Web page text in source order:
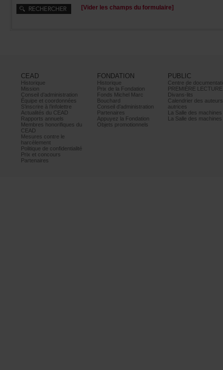
[Viderleschampsduformulaire]
CEAD
Historique
Mission
Conseild’administration
Équipeetcoordonnées
S’inscrireàl’infolettre
ActualitésduCEAD
Rapportsannuels
Membreshonorifiquesdu
CEAD
Mesurescontrele
harcèlement
Politiquedeconfidentialité
Prixetconcours
Partenaires
FONDATION
Historique
PrixdelaFondation
FondsMichelMarc
Bouchard
Conseild’administration
Partenaires
AppuyezlaFondation
Objetspromotionnels
PUBLIC
PREMIÈRELECTURE
Divans-lits
autrices